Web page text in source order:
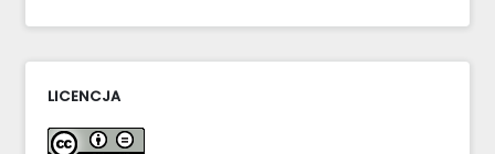
LICENCJA